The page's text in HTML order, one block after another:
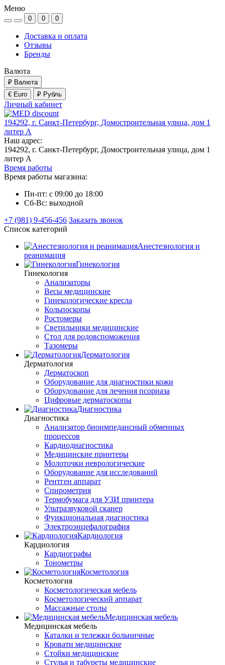
Меню
0 0 0
Доставка и оплата
Отзывы
Бренды
Валюта
₽ Валюта
€ Euro
₽ Рубль
Личный кабинет
194292, г. Санкт-Петербург, Домостроительная улица, дом 1
литер А
Наш адрес:
194292, г. Санкт-Петербург, Домостроительная улица, дом 1
литер А
Время работы
Время работы магазина:
Пн-пт: с 09:00 до 18:00
Сб-Вс: выходной
+7 (981) 9-456-456 Заказать звонок
Список категорий
Анестезиология и
реанимация
Гинекология
Гинекология
Анализаторы
Весы медицинские
Гинекологические кресла
Кольпоскопы
Ростомеры
Светильники медицинские
Стол для родовспоможения
Тазомеры
Дерматология
Дерматология
Дерматоскоп
Оборудование для диагностики кожи
Оборудование для лечения псориаза
Цифровые дерматоскопы
Диагностика
Диагностика
Анализатор биоимпедансный обменных
процессов
Кардиодиагностика
Медицинские принтеры
Молоточки неврологические
Оборудование для исследований
Рентген аппарат
Спирометрия
Термобумага для УЗИ принтера
Ультразвуковой сканер
Функциональная диагностика
Электроэнцефалография
Кардиология
Кардиология
Кардиографы
Тонометры
Косметология
Косметология
Косметологическая мебель
Косметологический аппарат
Массажные столы
Медицинская мебель
Медицинская мебель
Каталки и тележки больничные
Кровати медицинские
Стойки медицинские
Стулья и табуреты медицинские